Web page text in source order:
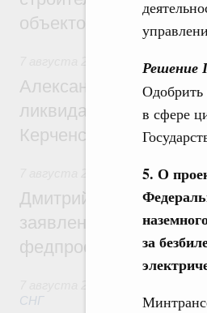
Решение
Одобрить
в сфере
5. О
за
объектов
Чрезвычайные
Александр Козлов
ликвидации
Керченском проливе
Среднее
Дмитрий Чернышенко:
заявлений от
федпроекта
СНГ